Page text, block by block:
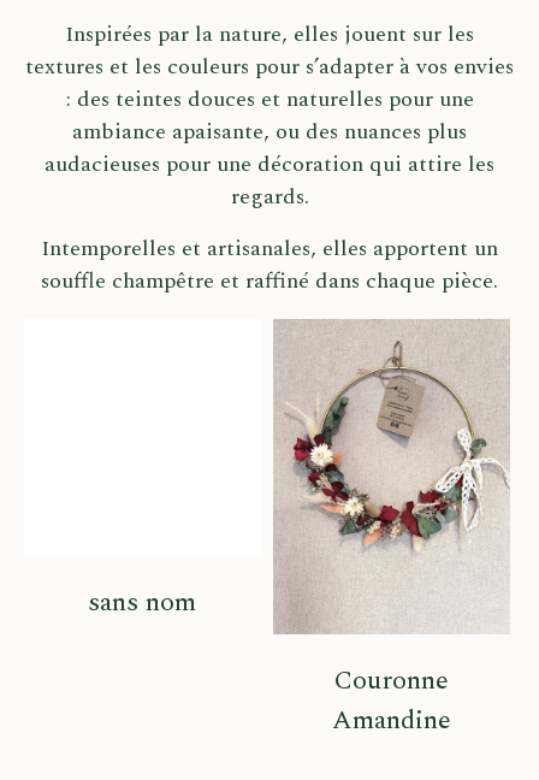
Inspirées par la nature, elles jouent sur les
textures et les couleurs pour s’adapter à vos envies
: des teintes douces et naturelles pour une
ambiance apaisante, ou des nuances plus
audacieuses pour une décoration qui attire les
regards.
Intemporelles et artisanales, elles apportent un
souffle champêtre et raffiné dans chaque pièce.
sans nom
Couronne
Amandine